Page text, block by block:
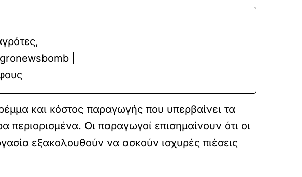
|
και κόστος παραγωγής που υπερβαίνει τα
Οι παραγωγοί επισημαίνουν ότι οι
εξακολουθούν να ασκούν ισχυρές πιέσεις